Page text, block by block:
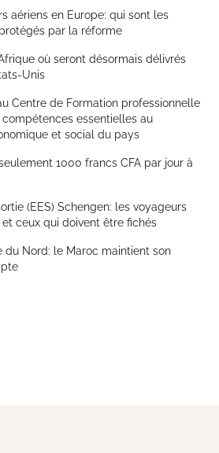
aériens en Europe: qui sont les
par la réforme
où seront désormais délivrés
Unis
Centre de Formation professionnelle
essentielles au
et social du pays
1000 francs CFA par jour à
(EES) Schengen: les voyageurs
ceux qui doivent être fichés
du Nord: le Maroc maintient son